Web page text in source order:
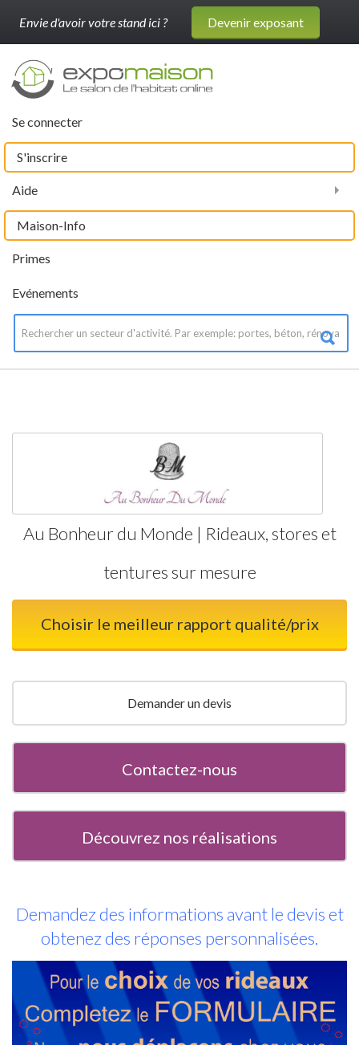
Envie d'avoir votre stand ici ? Devenir exposant
Se connecter
S'inscrire
Aide
Evénements
Primes
Maison-Info
Au Bonheur du Monde | Rideaux, stores et
tentures sur mesure
Choisir le meilleur rapport qualité/prix
Demander un devis
Contactez-nous
Découvrez nos réalisations
Demandez des informations avant le devis et
obtenez des réponses personnalisées.